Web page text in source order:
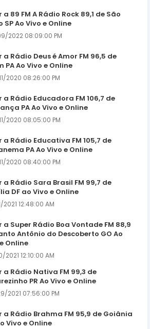
a 89 FM A Rádio Rock 89,1 de São
SP Ao Vivo e Online
2022 08:09:00 PM
a Rádio Deus é Amor FM 96,5 de
PA Ao Vivo e Online
2020 08:26:00 PM
a Rádio Educadora FM 106,7 de
PA Ao Vivo e Online
2020 08:05:00 PM
a Rádio Educativa FM 105,7 de
PA Ao Vivo e Online
2020 08:40:00 PM
a Rádio Sara Brasil FM 99,7 de
DF ao Vivo e Online
2021 12:48:00 AM
a Super Rádio Boa Vontade FM 88,9
Antônio do Descoberto GO Ao
Online
2021 12:10:00 AM
a Rádio Nativa FM 99,3 de
PR Ao Vivo e Online
2021 07:56:00 PM
a Rádio Brahma FM 95,9 de Goiânia
Vivo e Online